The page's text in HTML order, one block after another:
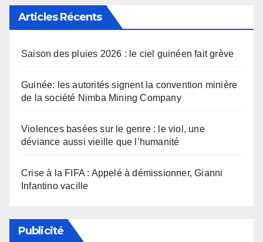
Articles Récents
Saison des pluies 2026 : le ciel guinéen fait grève
Guinée: les autorités signent la convention minière
de la société Nimba Mining Company
Violences basées sur le genre : le viol, une
déviance aussi vieille que l’humanité
Crise à la FIFA : Appelé à démissionner, Gianni
Infantino vacille
Publicité